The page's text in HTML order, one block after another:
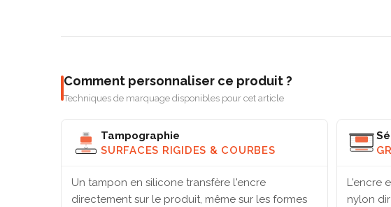
Comment personnaliser ce produit ?
Techniques de marquage disponibles pour cet article
Tampographie
SURFACES RIGIDES & COURBES
Un tampon en silicone transfère l'encre
directement sur le produit, même sur les formes
L'encre
nylon